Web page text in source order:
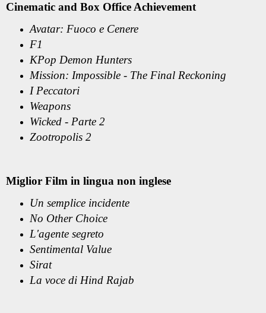
Cinematic and Box Office Achievement
Avatar: Fuoco e Cenere
F1
KPop Demon Hunters
Mission: Impossible - The Final Reckoning
I Peccatori
Weapons
Wicked - Parte 2
Zootropolis 2
Miglior Film in lingua non inglese
Un semplice incidente
No Other Choice
L'agente segreto
Sentimental Value
Sirat
La voce di Hind Rajab